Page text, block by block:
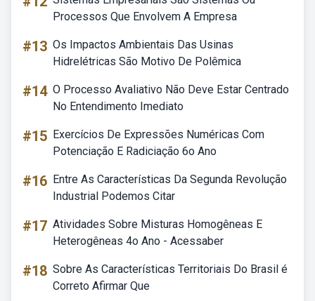
Processos Que Envolvem A Empresa
#13 Os Impactos Ambientais Das Usinas
Hidrelétricas São Motivo De Polêmica
#14 O Processo Avaliativo Não Deve Estar Centrado
No Entendimento Imediato
#15 Exercícios De Expressões Numéricas Com
Potenciação E Radiciação 6o Ano
#16 Entre As Características Da Segunda Revolução
Industrial Podemos Citar
#17 Atividades Sobre Misturas Homogêneas E
Heterogêneas 4o Ano - Acessaber
#18 Sobre As Características Territoriais Do Brasil é
Correto Afirmar Que